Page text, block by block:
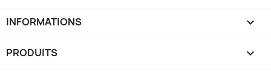
INFORMATIONS keyboard_arrow_down
PRODUITS 